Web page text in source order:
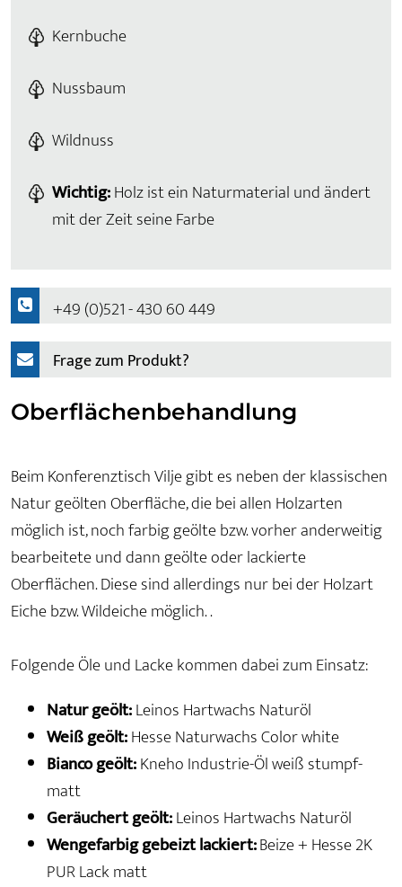
Kernbuche
Nussbaum
Wildnuss
Wichtig:Holz ist ein Naturmaterial und ändert
mit der Zeit seine Farbe
+49 (0)521 - 430 60 449
Frage zum Produkt?
Oberflächenbehandlung
Beim Konferenztisch Vilje gibt es neben der klassischen
Natur geölten Oberfläche, die bei allen Holzarten
möglich ist, noch farbig geölte bzw. vorher anderweitig
bearbeitete und dann geölte oder lackierte
Oberflächen. Diese sind allerdings nur bei der Holzart
Eiche bzw. Wildeiche möglich. .
Folgende Öle und Lacke kommen dabei zum Einsatz:
Natur geölt:Leinos Hartwachs Naturöl
Weiß geölt:Hesse Naturwachs Color white
Bianco geölt:Kneho Industrie-Öl weiß stumpf-
matt
Geräuchert geölt:Leinos Hartwachs Naturöl
Wengefarbig gebeizt lackiert:Beize + Hesse 2K
PUR Lack matt